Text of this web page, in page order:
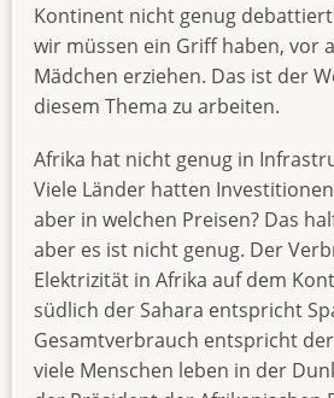
Kontinent nicht genug
wir müssen ein Griff haben, vor
Mädchen erziehen. Das ist der
diesem Thema zu arbeiten.
Afrika hat nicht genug in
Viele Länder hatten
aber in welchen Preisen? Das
aber es ist nicht genug. Der
Elektrizität in Afrika auf dem
südlich der Sahara entspricht
Gesamtverbrauch entspricht
viele Menschen leben in der